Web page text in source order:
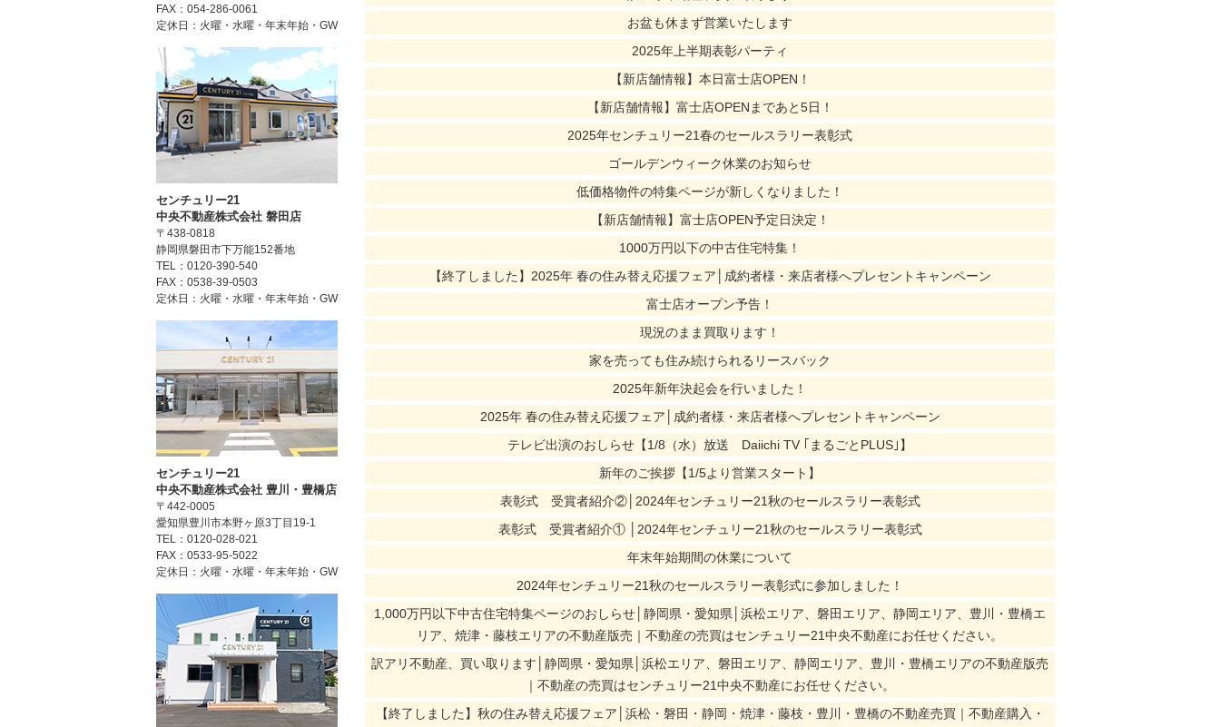
お盆も休まず営業いたします
2025年上半期表彰パーティ
【新店舗情報】本日富士店OPEN！
【新店舗情報】富士店OPENまであと5日！
2025年センチュリー21春のセールスラリー表彰式
ゴールデンウィーク休業のお知らせ
低価格物件の特集ページが新しくなりました！
【新店舗情報】富士店OPEN予定日決定！
1000万円以下の中古住宅特集！
【終了しました】2025年 春の住み替え応援フェア│成約者様・来店者様へプレセントキャンペーン
富士店オープン予告！
現況のまま買取ります！
家を売っても住み続けられるリースバック
2025年新年決起会を行いました！
2025年 春の住み替え応援フェア│成約者様・来店者様へプレセントキャンペーン
テレビ出演のおしらせ【1/8（水）放送 Daiichi TV ｢まるごとPLUS｣】
新年のご挨拶【1/5より営業スタート】
表彰式 受賞者紹介②│2024年センチュリー21秋のセールスラリー表彰式
表彰式 受賞者紹介① │2024年センチュリー21秋のセールスラリー表彰式
年末年始期間の休業について
2024年センチュリー21秋のセールスラリー表彰式に参加しました！
1,000万円以下中古住宅特集ページのおしらせ│静岡県・愛知県│浜松エリア、磐田エリア、静岡エリア、豊川・豊橋エ
リア、焼津・藤枝エリアの不動産版売｜不動産の売買はセンチュリー21中央不動産にお任せください。
訳アリ不動産、買い取ります│静岡県・愛知県│浜松エリア、磐田エリア、静岡エリア、豊川・豊橋エリアの不動産版売
｜不動産の売買はセンチュリー21中央不動産にお任せください。
【終了しました】秋の住み替え応援フェア│浜松・磐田・静岡・焼津・藤枝・豊川・豊橋の不動産売買｜不動産購入・
FAX：054-286-0061
定休日：火曜・水曜・年末年始・GW
センチュリー21
中央不動産株式会社 磐田店
〒438-0818
静岡県磐田市下万能152番地
TEL：0120-390-540
FAX：0538-39-0503
定休日：火曜・水曜・年末年始・GW
センチュリー21
中央不動産株式会社 豊川・豊橋店
〒442-0005
愛知県豊川市本野ヶ原3丁目19-1
TEL：0120-028-021
FAX：0533-95-5022
定休日：火曜・水曜・年末年始・GW